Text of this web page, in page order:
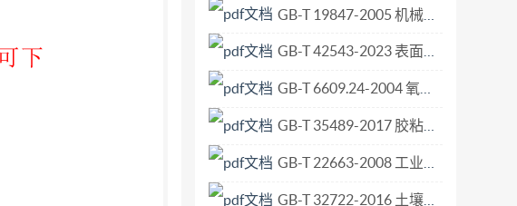
合作。为此目的，IEC除了 开展其他活动之外，还出版国际
们的制定通过委托各技术委员会来完成。IEC的成员各国家
府组织 亦可参加标准制定工作。IEC和世界标准化组织
此问题感兴趣的国家委员会参加的技术委员会制 定的，并
用，并在此意义上为各国家委员会所接受。IEC以尽 可能合
的统一，IEC各国家委员会应明确地、最大限度地将IEC出
国家标准或地区 性标准中清楚地注明。 5）1 IEC并未制定
GB-T 19847-2005 机械振动和冲击 评价机械系统冲击阻抗的分析方法 分析的提供者和使用者之间的信息交换.pdf
GB-T 42543-2023 表面化学分析 扫描探针显微术 悬臂梁法向弹性常数的测定.pdf
GB-T 6609.24-2004 氧化铝化学分析方法和物理性能测定方法 安息角的测定.pdf
GB-T 35489-2017 胶粘剂老化条件指南.pdf
GB-T 22663-2008 工业机械电气设备 电磁兼容 机床抗扰度要求.pdf
GB-T 32722-2016 土壤质量 土壤样品长期和短期保存指南.pdf